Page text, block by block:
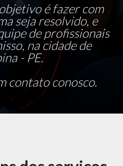
é fazer com
seja resolvido, e
de profissionais
na cidade de
- PE.
contato conosco.